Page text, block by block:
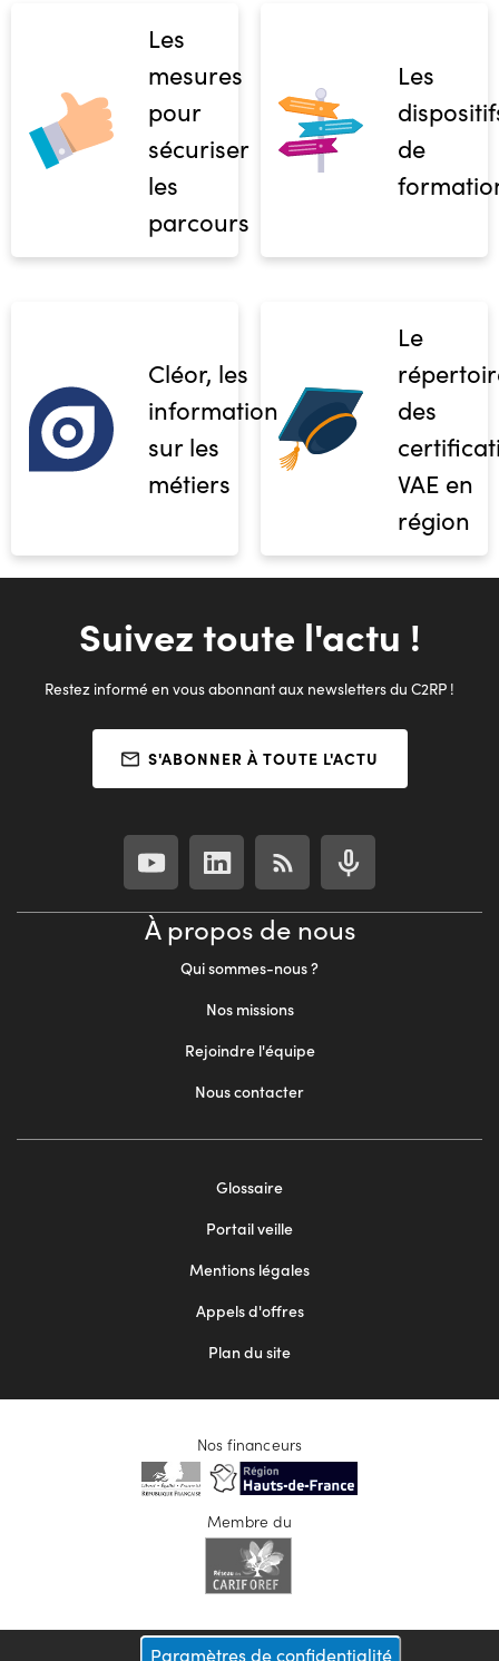
Les
mesures
pour
sécuriser
les
parcours
Les
de
Cléor, les
informations
sur les
métiers
Le
des
VAE en
région
Suivez toute l'actu !
Restez informé en vous abonnant aux newsletters du C2RP !
S'ABONNER À TOUTE L'ACTU
À propos de nous
Qui sommes-nous ?
Nos missions
Rejoindre l'équipe
Nous contacter
Glossaire
Portail veille
Mentions légales
Appels d'offres
Plan du site
Nos financeurs
Membre du
Paramètres de confidentialité